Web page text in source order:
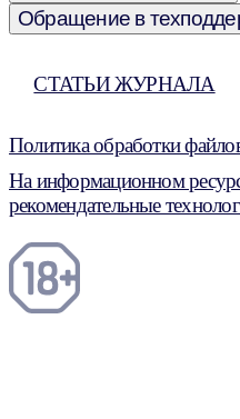
Обращение в
СТАТЬИ ЖУРНАЛА
Политика обработки
На информационном
рекомендательные